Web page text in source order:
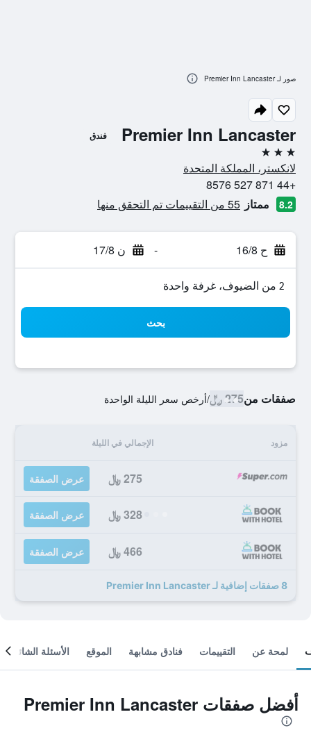
Premier Inn Lancaster فندق
3 نجوم
لانكستر، المملكة المتحدة
+44 871 527 8576
8.2 ممتاز 55 من التقييمات تم التحقق منها
ح 16/8 - ن 17/8
2 من الضيوف، غرفة واحدة
بحث
صفقات من275 ﷼ /أرخص سعر الليلة الواحدة
مزود الإجمالي في الليلة
275 ﷼ عرض الصفقة
328 ﷼ عرض الصفقة
466 ﷼ عرض الصفقة
8 صفقات إضافية لـ Premier Inn Lancaster
صور لـ Premier Inn Lancaster
لمحة عن التقييمات فنادق مشابهة الموقع الأسئلة الشائعة
أفضل صفقات Premier Inn Lancaster